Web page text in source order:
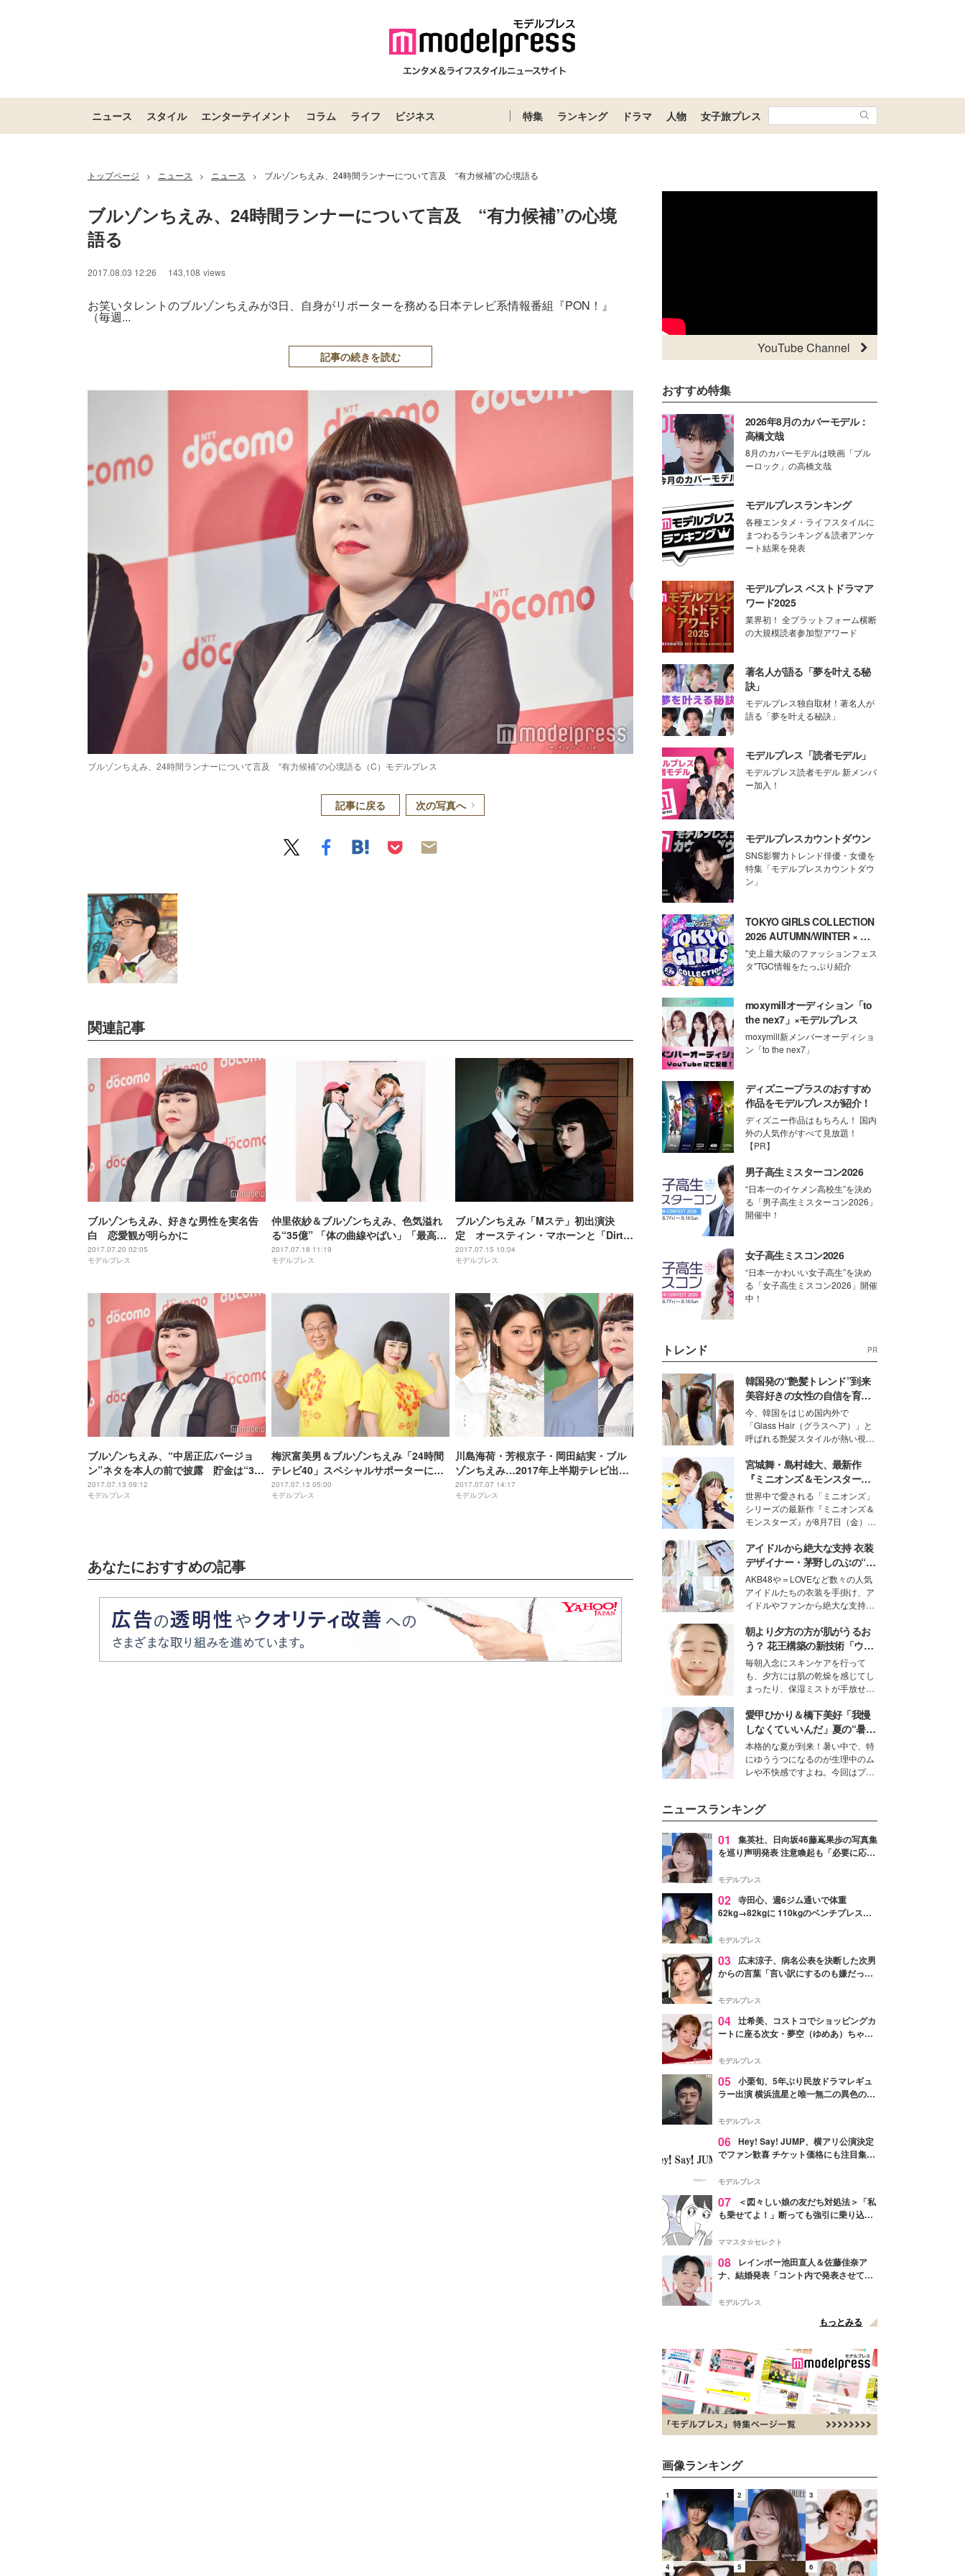
ニュース スタイル エンターテイメント コラム ライフ ビジネス 特集 ランキング ドラマ 人物 女子旅プレス
トップページ > ニュース > ニュース > ブルゾンちえみ、24時間ランナーについて言及 “有力候補”の心境語る
ブルゾンちえみ、24時間ランナーについて言及　“有力候補”の心境
語る
2017.08.03 12:26 143,108 views
お笑いタレントのブルゾンちえみが3日、自身がリポーターを務める日本テレビ系情報番組『PON！』
（毎週...
記事の続きを読む
ブルゾンちえみ、24時間ランナーについて言及 “有力候補”の心境語る（C）モデルプレス
記事に戻る 次の写真へ
関連記事
ブルゾンちえみ、好きな男性を実名告
白 恋愛観が明らかに
2017.07.20 02:05
モデルプレス
仲里依紗＆ブルゾンちえみ、色気溢れ
る“35億” 「体の曲線やばい」「最高の
2ショット」
2017.07.18 11:19
モデルプレス
ブルゾンちえみ「Mステ」初出演決
定 オースティン・マホーンと「Dirty
Work」披露
2017.07.15 10:04
モデルプレス
ブルゾンちえみ、“中居正広バージョ
ン”ネタを本人の前で披露 貯金は“35
億”ではなく…
2017.07.13 09:12
モデルプレス
梅沢富美男＆ブルゾンちえみ「24時間
テレビ40」スペシャルサポーターに就
任
2017.07.13 05:00
モデルプレス
川島海荷・芳根京子・岡田結実・ブル
ゾンちえみ…2017年上半期テレビ出
演“ブレイクタレント”は？
2017.07.07 14:17
モデルプレス
あなたにおすすめの記事
YouTube Channel
おすすめ特集
2026年8月のカバーモデル：
高橋文哉
8月のカバーモデルは映画「ブル
ーロック」の高橋文哉
モデルプレスランキング
各種エンタメ・ライフスタイルに
まつわるランキング＆読者アンケ
ート結果を発表
モデルプレス ベストドラマア
ワード2025
業界初！ 全プラットフォーム横断
の大規模読者参加型アワード
著名人が語る「夢を叶える秘
訣」
モデルプレス独自取材！著名人が
語る「夢を叶える秘訣」
モデルプレス「読者モデル」
モデルプレス読者モデル 新メンバ
ー加入！
モデルプレスカウントダウン
SNS影響力トレンド俳優・女優を
特集「モデルプレスカウントダウ
ン」
TOKYO GIRLS COLLECTION
2026 AUTUMN/WINTER × モ
デルプレス
"史上最大級のファッションフェス
タ"TGC情報をたっぷり紹介
moxymillオーディション「to
the nex7」×モデルプレス
moxymill新メンバーオーディショ
ン「to the nex7」
ディズニープラスのおすすめ
作品をモデルプレスが紹介！
ディズニー作品はもちろん！ 国内
外の人気作がすべて見放題！
【PR】
男子高生ミスターコン2026
“日本一のイケメン高校生”を決め
る「男子高生ミスターコン2026」
開催中！
女子高生ミスコン2026
“日本一かわいい女子高生”を決め
る「女子高生ミスコン2026」開催
中！
トレンド PR
韓国発の“艶髪トレンド”到来
美容好きの女性の自信を育む
「ヘアケア事情」って？
今、韓国をはじめ国内外で
「Glass Hair（グラスヘア）」と
呼ばれる艶髪スタイルが熱い視線
ションの完成度を高めるベースと
して、“髪そのものの美しさ”に改
めて注目する人が増えている様
子。今回は、そんな憧れの艶やか
な髪を日常で叶える、美容好きの
女性たちのヘアケア事情を紹介し
ます。
宮城舞・島村雄大、最新作
『ミニオンズ＆モンスター
ズ』の魅力熱弁 ハチャメチャ
だけじゃない“友情と絆”に感
動
世界中で愛される「ミニオンズ」
シリーズの最新作『ミニオンズ＆
モンスターズ』が8月7日（金）に
ニオン好き”という共通点を持つモ
デルの宮城舞と島村雄大の特別対
談をお届け！それぞれの視点か
ら、今作ならではの魅力や予想外
の感動をもたらす奥深いストーリ
ーについて熱く語り合ってもらっ
た。
アイドルから絶大な支持 衣装
デザイナー・茅野しのぶの“可
愛い”を作る美学＜「シチズン
クロスシー」インタビュー＞
AKB48や＝LOVEなど数々の人気
アイドルたちの衣装を手掛け、ア
イドルやファンから絶大な支持を
取締役兼クリエイティブディレク
ター・茅野しのぶ。一人ひとりの
個性に寄り添い、魅力を引き出す
衣装作りは、多くの女性たちに勇
気と自信を与え続けている。
朝より夕方の方が肌がうるお
う？ 花王構築の新技術「ウォ
ーターキャプチャリングスキ
ン（捕水肌）」がスキンケア
の常識を変える予感
毎朝入念にスキンケアを行って
も、夕方には肌の乾燥を感じてし
まったり、保湿ミストが手放せな
な美容の常識を大きく変える可能
性を秘めた、革新的な「Water
Capturing Skin（ウォーターキャ
プチャリングスキン：捕水肌）」
技術を、花王が構築した。
愛甲ひかり＆橋下美好「我慢
しなくていいんだ」夏の“暑さ
対策”の新しい選択肢とは？
本格的な夏が到来！暑い中で、特
にゆううつになるのが生理中のム
レや不快感ですよね。今回はプラ
好さんを迎えて本音で女子会トー
ク。猛暑のお出かけを快適に過ご
すヒントや、2人が感動した夏の
生理の新常識にも迫りました。
ニュースランキング
01
集英社、日向坂46藤嶌果歩の写真集
を巡り声明発表 注意喚起も「必要に応じ
モデルプレス
02 寺田心、週6ジム通いで体重
62kg→82kgに 110kgのベンチプレス持
「かっこいい」と反響
モデルプレス
03
広末涼子、病名公表を決断した次男
からの言葉「言い訳にするのも嫌だっ
モデルプレス
04 辻希美、コストコでショッピングカ
ートに座る次女・夢空（ゆめあ）ちゃん
ぎ」「成長を感じる」の声
モデルプレス
05 小栗旬、5年ぶり民放ドラマレギュ
ラー出演 横浜流星と唯一無二の異色のバ
モデルプレス
06 Hey! Say! JUMP、横アリ公演決定
でファン歓喜 チケット価格にも注目集ま
モデルプレス
07
＜図々しい娘の友だち対処法＞「私
も乗せてよ！」断っても強引に乗り込ん
ママスタ☆セレクト
08
レインボー池田直人＆佐藤佳奈ア
ナ、結婚発表「コント内で発表させてい
点変更のため
モデルプレス
もっとみる
画像ランキング
1 2 3
4 5 6